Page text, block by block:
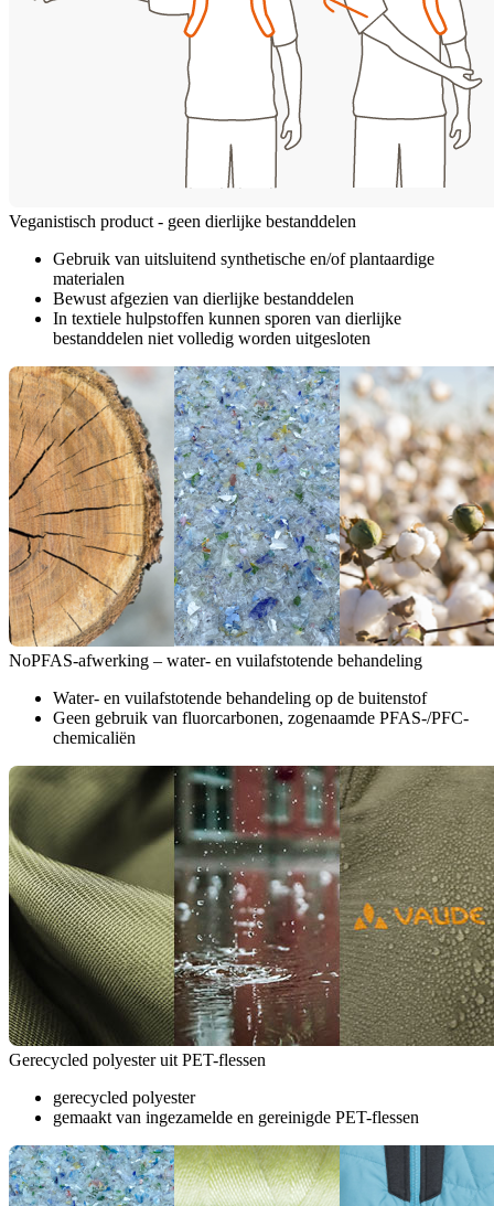
Veganistisch product - geen dierlijke bestanddelen
Gebruik van uitsluitend synthetische en/of plantaardige
materialen
Bewust afgezien van dierlijke bestanddelen
In textiele hulpstoffen kunnen sporen van dierlijke
bestanddelen niet volledig worden uitgesloten
NoPFAS-afwerking – water- en vuilafstotende behandeling
Water- en vuilafstotende behandeling op de buitenstof
Geen gebruik van fluorcarbonen, zogenaamde PFAS-/PFC-
chemicaliën
Gerecycled polyester uit PET-flessen
gerecycled polyester
gemaakt van ingezamelde en gereinigde PET-flessen